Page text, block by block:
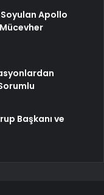
Soyulan Apollo
Başkanı ve